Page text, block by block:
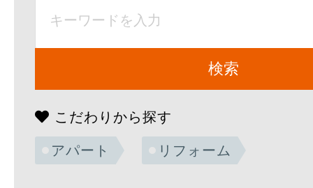
こだわりから探す
アパート リフォーム